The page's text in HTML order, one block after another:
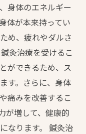
身体のエネルギー
体が本来持ってい
め、疲れやダルさ
灸治療を受けるこ
ができるため、ス
す。さらに、身体
痛みを改善するこ
が増して、健康的
なります。 鍼灸治